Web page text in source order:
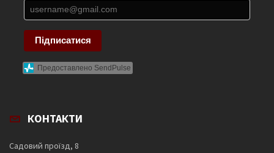
Підписатися
Предоставлено SendPulse
КОНТАКТИ
Садовий проїзд, 8